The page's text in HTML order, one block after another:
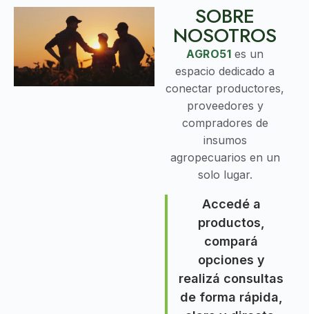
SOBRE
NOSOTROS
AGRO51 es un
espacio dedicado a
conectar productores,
proveedores y
compradores de
insumos
agropecuarios en un
solo lugar.
Accedé a
productos,
compará
opciones y
realizá consultas
de forma rápida,